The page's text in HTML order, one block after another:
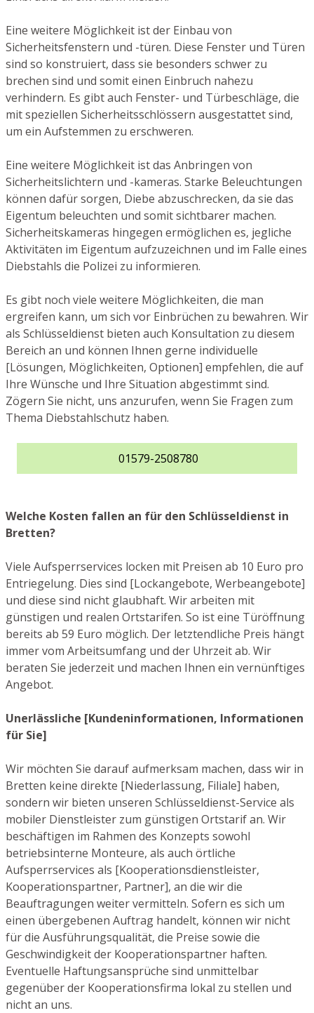
Eine weitere Möglichkeit ist der Einbau von
Sicherheitsfenstern und -türen. Diese Fenster und Türen
sind so konstruiert, dass sie besonders schwer zu
brechen sind und somit einen Einbruch nahezu
verhindern. Es gibt auch Fenster- und Türbeschläge, die
mit speziellen Sicherheitsschlössern ausgestattet sind,
um ein Aufstemmen zu erschweren.
Eine weitere Möglichkeit ist das Anbringen von
Sicherheitslichtern und -kameras. Starke Beleuchtungen
können dafür sorgen, Diebe abzuschrecken, da sie das
Eigentum beleuchten und somit sichtbarer machen.
Sicherheitskameras hingegen ermöglichen es, jegliche
Aktivitäten im Eigentum aufzuzeichnen und im Falle eines
Diebstahls die Polizei zu informieren.
Es gibt noch viele weitere Möglichkeiten, die man
ergreifen kann, um sich vor Einbrüchen zu bewahren. Wir
als Schlüsseldienst bieten auch Konsultation zu diesem
Bereich an und können Ihnen gerne individuelle
[Lösungen, Möglichkeiten, Optionen] empfehlen, die auf
Ihre Wünsche und Ihre Situation abgestimmt sind.
Zögern Sie nicht, uns anzurufen, wenn Sie Fragen zum
Thema Diebstahlschutz haben.
01579-2508780
Welche Kosten fallen an für den Schlüsseldienst in
Bretten?
Viele Aufsperrservices locken mit Preisen ab 10 Euro pro
Entriegelung. Dies sind [Lockangebote, Werbeangebote]
und diese sind nicht glaubhaft. Wir arbeiten mit
günstigen und realen Ortstarifen. So ist eine Türöffnung
bereits ab 59 Euro möglich. Der letztendliche Preis hängt
immer vom Arbeitsumfang und der Uhrzeit ab. Wir
beraten Sie jederzeit und machen Ihnen ein vernünftiges
Angebot.
Unerlässliche [Kundeninformationen, Informationen
für Sie]
Wir möchten Sie darauf aufmerksam machen, dass wir in
Bretten keine direkte [Niederlassung, Filiale] haben,
sondern wir bieten unseren Schlüsseldienst-Service als
mobiler Dienstleister zum günstigen Ortstarif an. Wir
beschäftigen im Rahmen des Konzepts sowohl
betriebsinterne Monteure, als auch örtliche
Aufsperrservices als [Kooperationsdienstleister,
Kooperationspartner, Partner], an die wir die
Beauftragungen weiter vermitteln. Sofern es sich um
einen übergebenen Auftrag handelt, können wir nicht
für die Ausführungsqualität, die Preise sowie die
Geschwindigkeit der Kooperationspartner haften.
Eventuelle Haftungsansprüche sind unmittelbar
gegenüber der Kooperationsfirma lokal zu stellen und
nicht an uns.